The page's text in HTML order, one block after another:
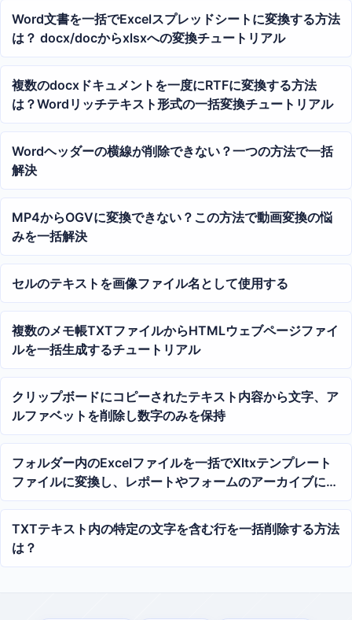
Word文書を一括でExcelスプレッドシートに変換する方法
は？ docx/docからxlsxへの変換チュートリアル
複数のdocxドキュメントを一度にRTFに変換する方法
は？Wordリッチテキスト形式の一括変換チュートリアル
Wordヘッダーの横線が削除できない？一つの方法で一括
解決
MP4からOGVに変換できない？この方法で動画変換の悩
みを一括解決
セルのテキストを画像ファイル名として使用する
複数のメモ帳TXTファイルからHTMLウェブページファイ
ルを一括生成するチュートリアル
クリップボードにコピーされたテキスト内容から文字、ア
ルファベットを削除し数字のみを保持
フォルダー内のExcelファイルを一括でXltxテンプレート
ファイルに変換し、レポートやフォームのアーカイブに適
した方法
TXTテキスト内の特定の文字を含む行を一括削除する方法
は？